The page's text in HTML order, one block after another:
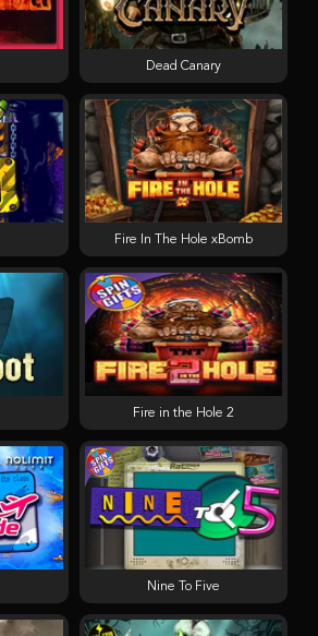
Fire in the Hole 2
Fire In The Hole xBomb
Nine To Five
Dead Canary